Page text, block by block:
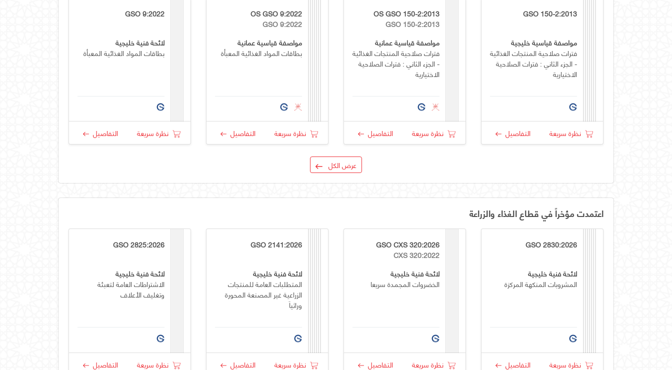
GSO 150-2:2013
مواصفة قياسية خليجية
فترات صلاحية المنتجات الغذائية
- الجزء الثاني : فترات الصلاحية
الاختيارية
نظرة سريعة التفاصيل
OS GSO 150-2:2013
GSO 150-2:2013
مواصفة قياسية عمانية
فترات صلاحية المنتجات الغذائية
- الجزء الثاني : فترات الصلاحية
الاختيارية
نظرة سريعة التفاصيل
OS GSO 9:2022
GSO 9:2022
مواصفة قياسية عمانية
بطاقات المواد الغذائية المعبأة
نظرة سريعة التفاصيل
GSO 9:2022
لائحة فنية خليجية
بطاقات المواد الغذائية المعبأة
نظرة سريعة التفاصيل
عرض الكل
اعتمدت مؤخراً في قطاع الغذاء والزراعة
GSO 2830:2026
لائحة فنية خليجية
المشروبات المنكهة المركزة
نظرة سريعة التفاصيل
GSO CXS 320:2026
CXS 320:2022
لائحة فنية خليجية
الخضروات المجمدة سريعا
نظرة سريعة التفاصيل
GSO 2141:2026
لائحة فنية خليجية
المتطلبات العامة للمنتجات
الزراعية غير المصنعة المحورة
وراثياَ
نظرة سريعة التفاصيل
GSO 2825:2026
لائحة فنية خليجية
الاشتراطات العامة لتعبئة
وتغليف الأعلاف
نظرة سريعة التفاصيل